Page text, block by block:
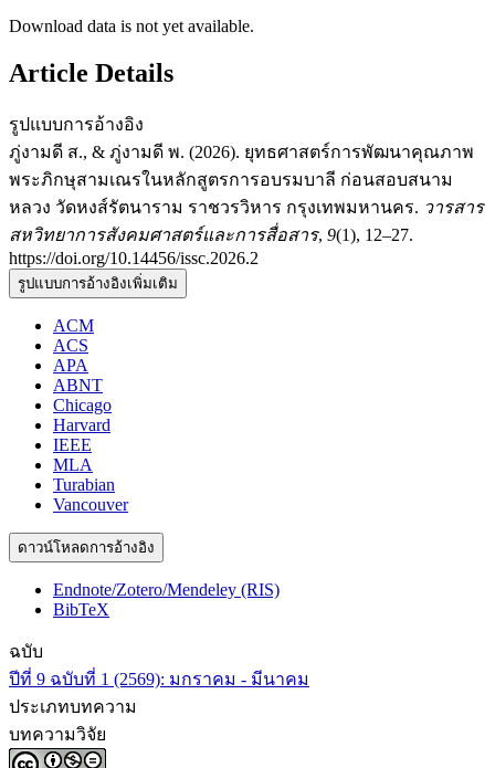
Download data is not yet available.
Article Details
รูปแบบการอ้างอิง
ภู่งามดี ส., & ภู่งามดี พ. (2026). ยุทธศาสตร์การพัฒนาคุณภาพ
พระภิกษุสามเณรในหลักสูตรการอบรมบาลี ก่อนสอบสนาม
หลวง วัดหงส์รัตนาราม ราชวรวิหาร กรุงเทพมหานคร. วารสาร
สหวิทยาการสังคมศาสตร์และการสื่อสาร, 9(1), 12–27.
https://doi.org/10.14456/issc.2026.2
รูปแบบการอ้างอิงเพิ่มเติม
ACM
ACS
APA
ABNT
Chicago
Harvard
IEEE
MLA
Turabian
Vancouver
ดาวน์โหลดการอ้างอิง
Endnote/Zotero/Mendeley (RIS)
BibTeX
ฉบับ
ปีที่ 9 ฉบับที่ 1 (2569): มกราคม - มีนาคม
ประเภทบทความ
บทความวิจัย